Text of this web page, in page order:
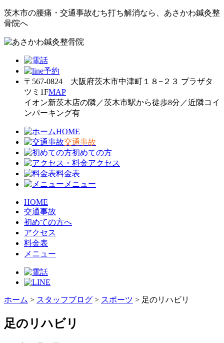
茨木市の腰痛・交通事故むち打ち解消なら、あさかわ鍼灸整
骨院へ
〒567-0824 大阪府茨木市中津町１８−２３ プラザタ
ツミ1FMAP
イオン新茨木店の隣／茨木市駅から徒歩8分／近隣コイ
ンパーキング有
HOME
交通事故
初めての方
アクセス
料金表
メニュー
HOME
交通事故
初めての方へ
アクセス
料金表
メニュー
ホーム > スタッフブログ > スポーツ > 足のリハビリ
足のリハビリ